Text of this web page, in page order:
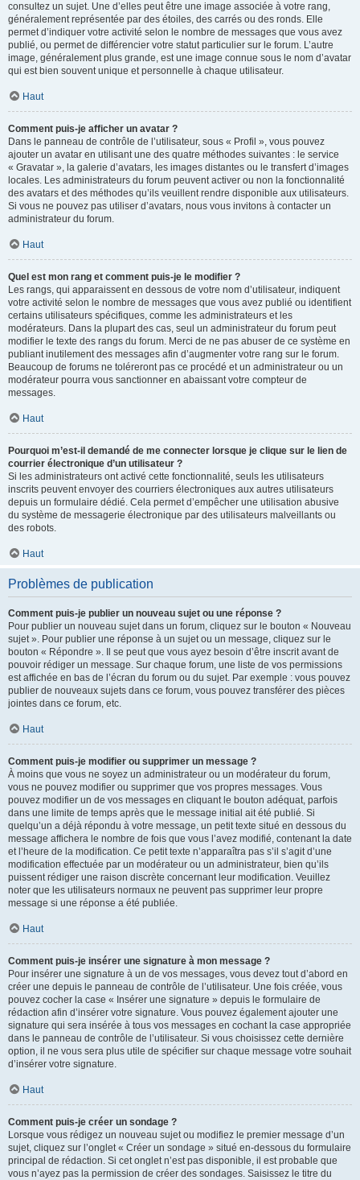
consultez un sujet. Une d’elles peut être une image associée à votre rang,
généralement représentée par des étoiles, des carrés ou des ronds. Elle
permet d’indiquer votre activité selon le nombre de messages que vous avez
publié, ou permet de différencier votre statut particulier sur le forum. L’autre
image, généralement plus grande, est une image connue sous le nom d’avatar
qui est bien souvent unique et personnelle à chaque utilisateur.
Haut
Comment puis-je afficher un avatar ?
Dans le panneau de contrôle de l’utilisateur, sous « Profil », vous pouvez
ajouter un avatar en utilisant une des quatre méthodes suivantes : le service
« Gravatar », la galerie d’avatars, les images distantes ou le transfert d’images
locales. Les administrateurs du forum peuvent activer ou non la fonctionnalité
des avatars et des méthodes qu’ils veuillent rendre disponible aux utilisateurs.
Si vous ne pouvez pas utiliser d’avatars, nous vous invitons à contacter un
administrateur du forum.
Haut
Quel est mon rang et comment puis-je le modifier ?
Les rangs, qui apparaissent en dessous de votre nom d’utilisateur, indiquent
votre activité selon le nombre de messages que vous avez publié ou identifient
certains utilisateurs spécifiques, comme les administrateurs et les
modérateurs. Dans la plupart des cas, seul un administrateur du forum peut
modifier le texte des rangs du forum. Merci de ne pas abuser de ce système en
publiant inutilement des messages afin d’augmenter votre rang sur le forum.
Beaucoup de forums ne toléreront pas ce procédé et un administrateur ou un
modérateur pourra vous sanctionner en abaissant votre compteur de
messages.
Haut
Pourquoi m’est-il demandé de me connecter lorsque je clique sur le lien de
courrier électronique d’un utilisateur ?
Si les administrateurs ont activé cette fonctionnalité, seuls les utilisateurs
inscrits peuvent envoyer des courriers électroniques aux autres utilisateurs
depuis un formulaire dédié. Cela permet d’empêcher une utilisation abusive
du système de messagerie électronique par des utilisateurs malveillants ou
des robots.
Haut
Problèmes de publication
Comment puis-je publier un nouveau sujet ou une réponse ?
Pour publier un nouveau sujet dans un forum, cliquez sur le bouton « Nouveau
sujet ». Pour publier une réponse à un sujet ou un message, cliquez sur le
bouton « Répondre ». Il se peut que vous ayez besoin d’être inscrit avant de
pouvoir rédiger un message. Sur chaque forum, une liste de vos permissions
est affichée en bas de l’écran du forum ou du sujet. Par exemple : vous pouvez
publier de nouveaux sujets dans ce forum, vous pouvez transférer des pièces
jointes dans ce forum, etc.
Haut
Comment puis-je modifier ou supprimer un message ?
À moins que vous ne soyez un administrateur ou un modérateur du forum,
vous ne pouvez modifier ou supprimer que vos propres messages. Vous
pouvez modifier un de vos messages en cliquant le bouton adéquat, parfois
dans une limite de temps après que le message initial ait été publié. Si
quelqu’un a déjà répondu à votre message, un petit texte situé en dessous du
message affichera le nombre de fois que vous l’avez modifié, contenant la date
et l’heure de la modification. Ce petit texte n’apparaîtra pas s’il s’agit d’une
modification effectuée par un modérateur ou un administrateur, bien qu’ils
puissent rédiger une raison discrète concernant leur modification. Veuillez
noter que les utilisateurs normaux ne peuvent pas supprimer leur propre
message si une réponse a été publiée.
Haut
Comment puis-je insérer une signature à mon message ?
Pour insérer une signature à un de vos messages, vous devez tout d’abord en
créer une depuis le panneau de contrôle de l’utilisateur. Une fois créée, vous
pouvez cocher la case « Insérer une signature » depuis le formulaire de
rédaction afin d’insérer votre signature. Vous pouvez également ajouter une
signature qui sera insérée à tous vos messages en cochant la case appropriée
dans le panneau de contrôle de l’utilisateur. Si vous choisissez cette dernière
option, il ne vous sera plus utile de spécifier sur chaque message votre souhait
d’insérer votre signature.
Haut
Comment puis-je créer un sondage ?
Lorsque vous rédigez un nouveau sujet ou modifiez le premier message d’un
sujet, cliquez sur l’onglet « Créer un sondage » situé en-dessous du formulaire
principal de rédaction. Si cet onglet n’est pas disponible, il est probable que
vous n’ayez pas la permission de créer des sondages. Saisissez le titre du